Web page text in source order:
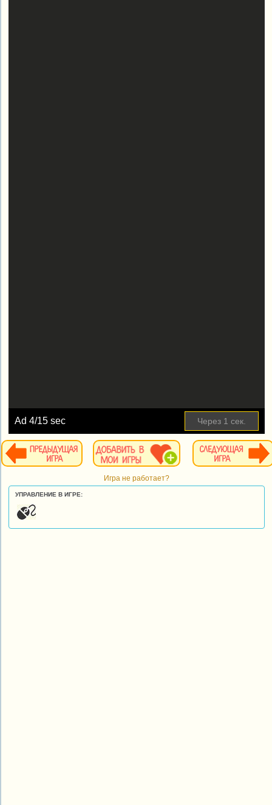
Ad5/15 sec Пропустить
Игра не работает?
УПРАВЛЕНИЕ В ИГРЕ: